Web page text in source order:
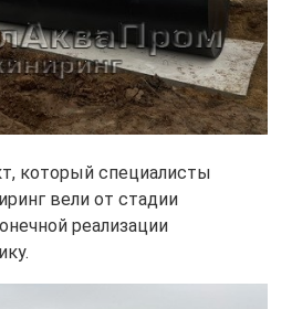
который специалисты
вели от стадии
реализации